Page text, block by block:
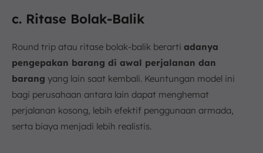
c. Ritase Bolak-Balik
Round trip atau ritase bolak-balik berarti adanya
pengepakan barang di awal perjalanan dan
barang yang lain saat kembali. Keuntungan model ini
bagi perusahaan antara lain dapat menghemat
perjalanan kosong, lebih efektif penggunaan armada,
serta biaya menjadi lebih realistis.